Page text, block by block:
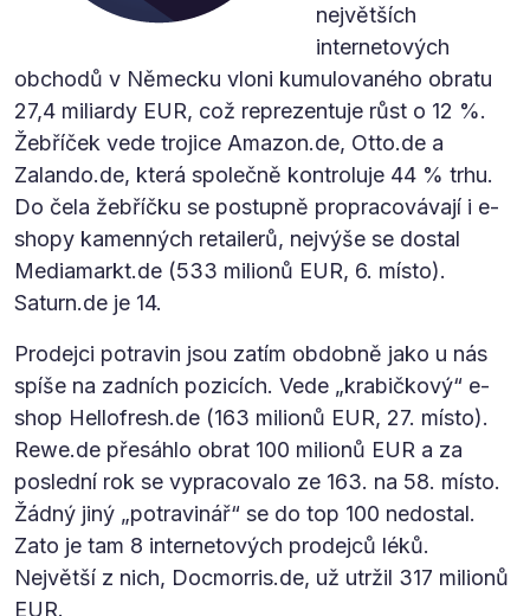
největších
internetových
obchodů v Německu vloni kumulovaného obratu
27,4 miliardy EUR, což reprezentuje růst o 12 %.
Žebříček vede trojice Amazon.de, Otto.de a
Zalando.de, která společně kontroluje 44 % trhu.
Do čela žebříčku se postupně propracovávají i e-
shopy kamenných retailerů, nejvýše se dostal
Mediamarkt.de (533 milionů EUR, 6. místo).
Saturn.de je 14.
Prodejci potravin jsou zatím obdobně jako u nás
spíše na zadních pozicích. Vede „krabičkový“ e-
shop Hellofresh.de (163 milionů EUR, 27. místo).
Rewe.de přesáhlo obrat 100 milionů EUR a za
poslední rok se vypracovalo ze 163. na 58. místo.
Žádný jiný „potravinář“ se do top 100 nedostal.
Zato je tam 8 internetových prodejců léků.
Největší z nich, Docmorris.de, už utržil 317 milionů
EUR.